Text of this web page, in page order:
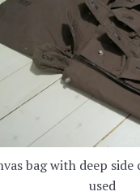
bag with deep
used